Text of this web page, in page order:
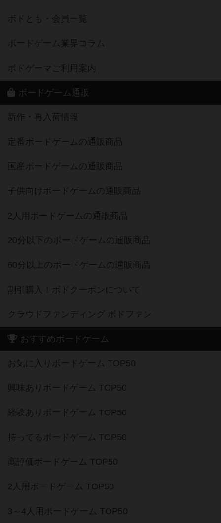
ボドとも・会員一覧
ボードゲーム業界コラム
ボドゲーマご利用案内
ボードゲーム通販
新作・再入荷情報
定番ボードゲームの通販商品
国産ボードゲームの通販商品
子供向けボードゲームの通販商品
2人用ボードゲームの通販商品
20分以下のボードゲームの通販商品
60分以上のボードゲームの通販商品
割引購入！ボドクーポンについて
クラウドファンディング ボドファン
おすすめボードゲーム
お気に入りボードゲーム TOP50
興味ありボードゲーム TOP50
経験ありボードゲーム TOP50
持ってるボードゲーム TOP50
高評価ボードゲーム TOP50
2人用ボードゲーム TOP50
3～4人用ボードゲーム TOP50